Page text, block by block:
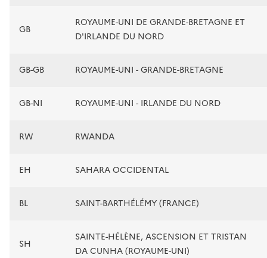
GB
ROYAUME-UNI DE GRANDE-BRETAGNE ET
D'IRLANDE DU NORD
GB-GB ROYAUME-UNI - GRANDE-BRETAGNE
GB-NI ROYAUME-UNI - IRLANDE DU NORD
RW RWANDA
EH SAHARA OCCIDENTAL
BL SAINT-BARTHÉLÉMY (FRANCE)
SH
SAINTE-HÉLÈNE, ASCENSION ET TRISTAN
DA CUNHA (ROYAUME-UNI)